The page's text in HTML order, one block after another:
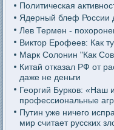
Политическая
Ядерный блеф России
Лев Термен -
Виктор Ерофеев: Как
Марк Солонин "Как
Китай отказал РФ от
даже не деньги
Георгий Бурков: «Наш
профессиональные
Путин уже ничего
мир считает русских